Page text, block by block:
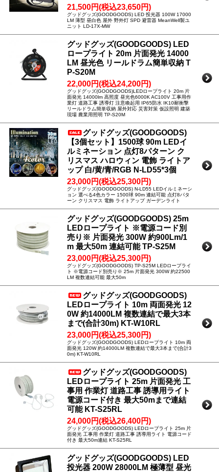
21,500円(税込23,650円)
グッドグッズ(GOODGOODS) LED 投光器 100W 17000
LM 薄型 昼白色 屋外 野外灯 SPD 避雷器 MeanWell製ユ
ニット LD-17X-MW
グッドグッズ(GOODGOODS) LED
ロープライト 20m 片面発光 14000
LM 昼光色 リールドラム簡単収納 T
P-S20M
22,000円(税込24,200円)
グッドグッズ(GOODGOODS)LEDロープライト 20m 片
面発光 14000lm 高照度 昼光色6000K AC100V 工事用作
業灯 道路工事 誘導灯 注意喚起用 IP65防水 IK10耐衝撃
リールドラム簡単収納 屋外対応 災害対策 仮設照明 建築
現場 農業用照明 TP-S20M
グッドグッズ(GOODGOODS)
【3個セット】1500球 90m LEDイ
ルミネーション 点灯8パターン ク
リスマス ハロウィン 電飾 ライトア
ップ 白/黄/青/RGB N-LD55*3個
23,000円(税込25,300円)
グッドグッズ(GOODGOODS) N-LD55 LEDイルミネーシ
ョン 選べる4色カラー 1500球 90m 連結可能 点灯8パタ
ーン クリスマス 電飾 ライトアップ ガーデンライト
グッドグッズ(GOODGOODS) 25m
LEDロープライト ※電源コード別
売り※ 片面発光 300W 約900Lm/1
m 最大50m 連結可能 TP-S25M
23,000円(税込25,300円)
グッドグッズ(GOODGOODS) TP-S25M LEDロープライ
ト ※電源コード別売り※ 25m 片面発光 300W 約22500
LM 複数連結可能 最大50m
グッドグッズ(GOODGOODS)
LEDロープライト 10m 両面発光 12
0W 約14000LM 複数連結で最大3本
まで(合計30m) KT-W10RL
23,000円(税込25,300円)
グッドグッズ(GOODGOODS) LEDロープライト 10m 両
面発光 120W 約14000LM 複数連結で最大3本まで(合計3
0m) KT-W10RL
グッドグッズ(GOODGOODS)
LEDロープライト 25m 片面発光 工
事用 作業灯 道路工事 誘導用ライト
電源コード付き 最大50mまで連結
可能 KT-S25RL
24,000円(税込26,400円)
グッドグッズ(GOODGOODS) LEDロープライト 25m 片
面発光 工事用 作業灯 道路工事 誘導用ライト 電源コード
付き 最大50m連結 KT-S25RL
グッドグッズ(GOODGOODS) LED
投光器 200W 28000LM 極薄型 昼光